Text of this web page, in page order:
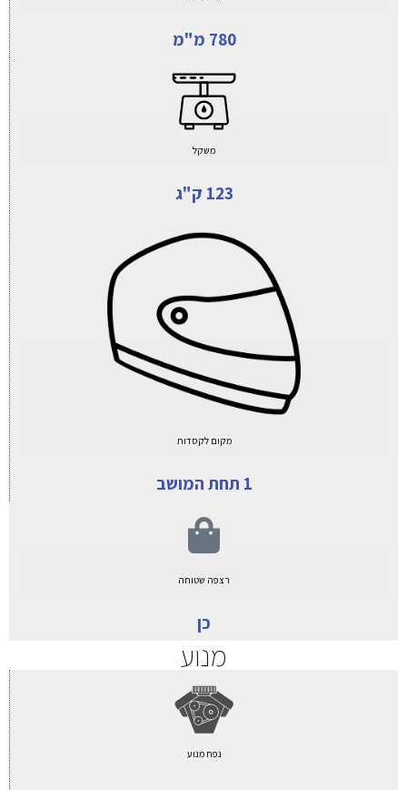
780 מ"מ
משקל
123 ק"ג
מקום לקסדות
1 תחת המושב
רצפה שטוחה
כן
מנוע
נפח מנוע